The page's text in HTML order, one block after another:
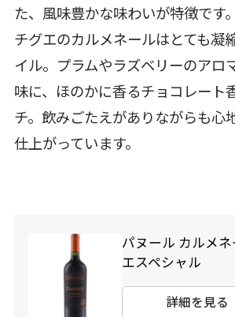
た、風味豊かな味わいが特徴です
チグエのカルメネールはとても凝
イル。プラムやラズベリーのアロ
味に、ほのかに香るチョコレート
チ。飲みごたえがありながらも心
仕上がっています。
パヌール カルメ
エスペシャル
詳細を見る